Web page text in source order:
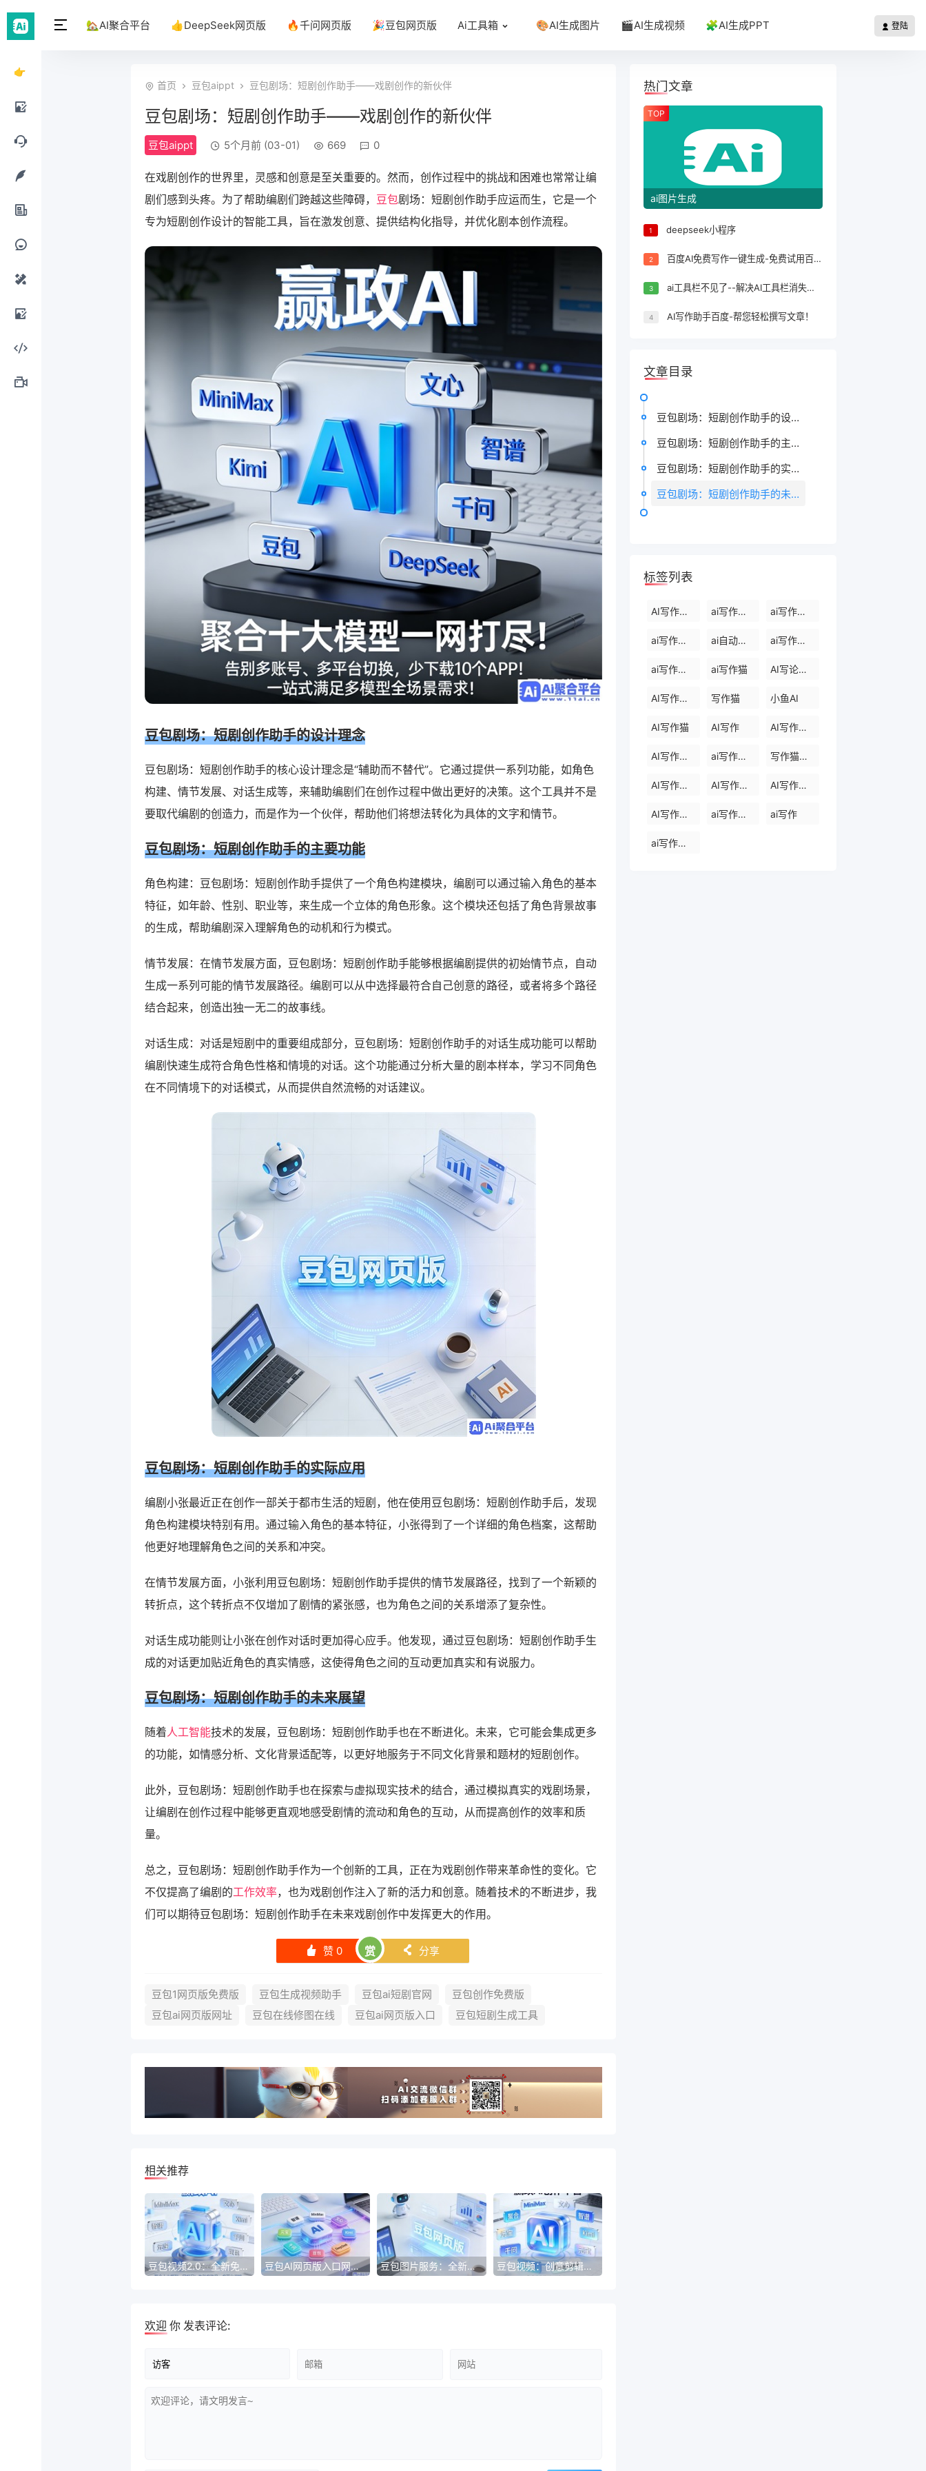
👉
DeepSeek
AI绘
AI聊
AI写
AI办
AI提
AI设
AI图
AI编
🏡AI聚合平台 👍DeepSeek网页版 🔥千问网页版 🎉豆包网页版 Ai工具箱 🎨AI生成图片 🎬AI生成视频 🧩AI生成PPT 登陆
首页 豆包aippt 豆包剧场：短剧创作助手——戏剧创作的新伙伴
豆包剧场：短剧创作助手——戏剧创作的新伙伴
豆包aippt 5个月前 (03-01) 669 0
在戏剧创作的世界里，灵感和创意是至关重要的。然而，创作过程中的挑战和困难也常常让编
剧们感到头疼。为了帮助编剧们跨越这些障碍， 豆包剧场：短剧创作助手应运而生，它是一个
专为短剧创作设计的智能工具，旨在激发创意、提供结构化指导，并优化剧本创作流程。
豆包剧场：短剧创作助手的设计理念
豆包剧场：短剧创作助手的核心设计理念是“辅助而不替代”。它通过提供一系列功能，如角色
构建、情节发展、对话生成等，来辅助编剧们在创作过程中做出更好的决策。这个工具并不是
要取代编剧的创造力，而是作为一个伙伴，帮助他们将想法转化为具体的文字和情节。
豆包剧场：短剧创作助手的主要功能
角色构建：豆包剧场：短剧创作助手提供了一个角色构建模块，编剧可以通过输入角色的基本
特征，如年龄、性别、职业等，来生成一个立体的角色形象。这个模块还包括了角色背景故事
的生成，帮助编剧深入理解角色的动机和行为模式。
情节发展：在情节发展方面，豆包剧场：短剧创作助手能够根据编剧提供的初始情节点，自动
生成一系列可能的情节发展路径。编剧可以从中选择最符合自己创意的路径，或者将多个路径
结合起来，创造出独一无二的故事线。
对话生成：对话是短剧中的重要组成部分，豆包剧场：短剧创作助手的对话生成功能可以帮助
编剧快速生成符合角色性格和情境的对话。这个功能通过分析大量的剧本样本，学习不同角色
在不同情境下的对话模式，从而提供自然流畅的对话建议。
豆包剧场：短剧创作助手的实际应用
编剧小张最近正在创作一部关于都市生活的短剧，他在使用豆包剧场：短剧创作助手后，发现
角色构建模块特别有用。通过输入角色的基本特征，小张得到了一个详细的角色档案，这帮助
他更好地理解角色之间的关系和冲突。
在情节发展方面，小张利用豆包剧场：短剧创作助手提供的情节发展路径，找到了一个新颖的
转折点，这个转折点不仅增加了剧情的紧张感，也为角色之间的关系增添了复杂性。
对话生成功能则让小张在创作对话时更加得心应手。他发现，通过豆包剧场：短剧创作助手生
成的对话更加贴近角色的真实情感，这使得角色之间的互动更加真实和有说服力。
豆包剧场：短剧创作助手的未来展望
随着人工智能技术的发展，豆包剧场：短剧创作助手也在不断进化。未来，它可能会集成更多
的功能，如情感分析、文化背景适配等，以更好地服务于不同文化背景和题材的短剧创作。
此外，豆包剧场：短剧创作助手也在探索与虚拟现实技术的结合，通过模拟真实的戏剧场景，
让编剧在创作过程中能够更直观地感受剧情的流动和角色的互动，从而提高创作的效率和质
量。
总之，豆包剧场：短剧创作助手作为一个创新的工具，正在为戏剧创作带来革命性的变化。它
不仅提高了编剧的工作效率，也为戏剧创作注入了新的活力和创意。随着技术的不断进步，我
们可以期待豆包剧场：短剧创作助手在未来戏剧创作中发挥更大的作用。
󰄼 赞 0 赏 󰄯 分享
豆包1网页版免费版 豆包生成视频助手 豆包ai短剧官网
豆包创作免费版
豆包ai网页版网址
豆包在线修图在线 豆包ai网页版入口 豆包短剧生成工具
相关推荐
豆包视频2.0：全新免费体验版，引领视频观看新潮流 豆包AI网页版入口网页版：智能助手新体验 豆包图片服务：全新视觉体验 豆包视频：创意剪辑，打造你的专属视频故事
欢迎 你 发表评论:
热门文章
TOP
ai图片生成
1 deepseek小程序
2 百度AI免费写作一键生成-免费试用百度AI写作一键生成，轻松完成文案创作！
3 ai工具栏不见了--解决AI工具栏消失问题的方法
4 AI写作助手百度-帮您轻松撰写文章！
文章目录
豆包剧场：短剧创作助手的设计理念
豆包剧场：短剧创作助手的主要功能
豆包剧场：短剧创作助手的实际应用
豆包剧场：短剧创作助手的未来展望
标签列表
AI写作生成器 ai写作软件下载 ai写作免费软件
ai写作软件永久免费版 ai自动写作软件 ai写作生成器
ai写作免费 ai写作猫 AI写论文生成器
AI写作助手 写作猫 小鱼AI
AI写作猫 AI写作 AI写作生成器
AI写作助手 ai写作助手会员 写作猫官网
AI写作助手官网 AI写作助手免费版 AI写作助手那些
AI写作助手原创 ai写作助手网页版 ai写作
ai写作官网